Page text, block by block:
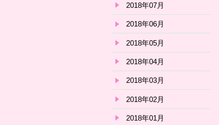
2018年07月
2018年06月
2018年05月
2018年04月
2018年03月
2018年02月
2018年01月